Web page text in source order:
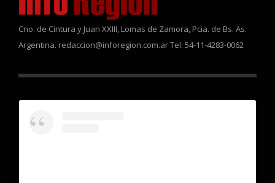
Cno. de Cintura y Juan XXIII, Lomas de Zamora, Pcia. de Bs. As.
Argentina. redaccion@inforegion.com.ar Tel: 54-11-4283-0062